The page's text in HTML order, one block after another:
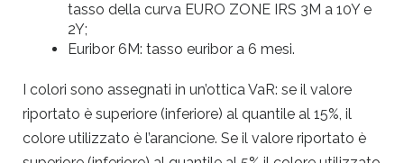
tasso della curva EURO ZONE IRS 3M a 10Y e
2Y;
Euribor 6M: tasso euribor a 6 mesi.
I colori sono assegnati in un’ottica VaR: se il valore
riportato è superiore (inferiore) al quantile al 15%, il
colore utilizzato è l’arancione. Se il valore riportato è